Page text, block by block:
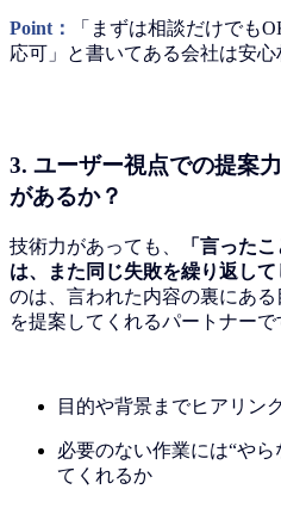
Point：
「まずは相談だけでも
応可」と書いてある会社は安心
3. ユーザー視点での提案
があるか？
技術力があっても、
「言った
は、また同じ失敗を繰り返して
のは、言われた内容の裏にあ
を提案してくれるパートナーで
目的や背景までヒアリン
必要のない作業には“や
てくれるか